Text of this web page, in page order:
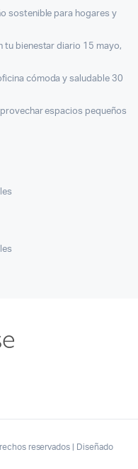
sostenible para hogares y
tu bienestar diario 15 mayo,
cómoda y saludable 30
espacios pequeños
reservados | Diseñado